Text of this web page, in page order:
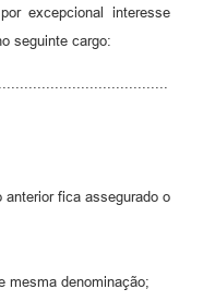
excepcional interesse
seguinte cargo:
anterior fica assegurado o
mesma denominação;